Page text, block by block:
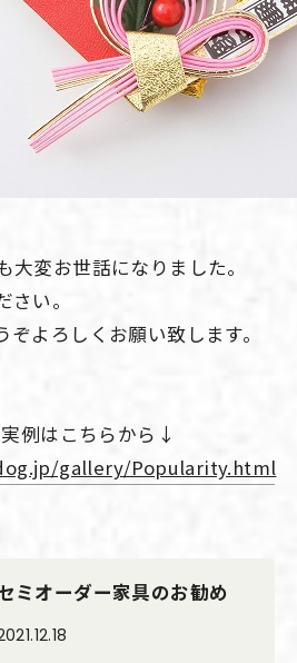
大変お世話になりました。
い。
よろしくお願い致します。
例はこちらから↓
gallery/Popularity.html
ミオーダー家具のお勧め